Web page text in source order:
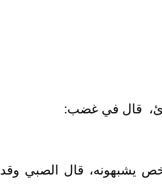
قال في غضب:
يشبهونه، قال الصبي وقد